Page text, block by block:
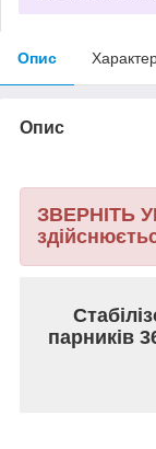
Опис
Опис
ЗВЕРНІТЬ
парників